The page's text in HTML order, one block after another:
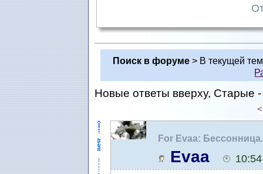
Поиск в форуме > В текущей
Новые ответы вверху, Старые -
For Evaa:
Evaa 10:54